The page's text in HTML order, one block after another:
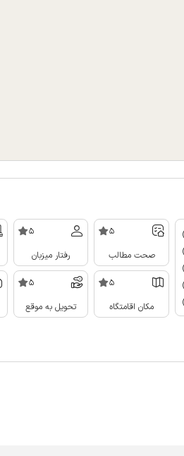
5
صحت مطالب
5
رفتار میزبان
5
مکان اقامتگاه
5
تحویل به موقع